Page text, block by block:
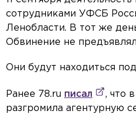
сотрудниками УФСБ
Ленобласти. В тот же
Обвинение не
Они будут находиться
Ранее 78.ru писал
, что
разгромила агентурную